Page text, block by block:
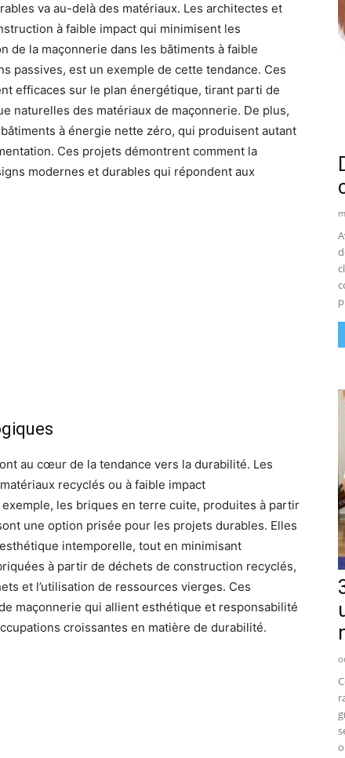
va au-delà des matériaux. Les architectes et
à faible impact qui minimisent les
de la maçonnerie dans les bâtiments à faible
passives, est un exemple de cette tendance. Ces
efficaces sur le plan énergétique, tirant parti de
naturelles des matériaux de maçonnerie. De plus,
à énergie nette zéro, qui produisent autant
Ces projets démontrent comment la
modernes et durables qui répondent aux
au cœur de la tendance vers la durabilité. Les
recyclés ou à faible impact
les briques en terre cuite, produites à partir
une option prisée pour les projets durables. Elles
intemporelle, tout en minimisant
à partir de déchets de construction recyclés,
et l’utilisation de ressources vierges. Ces
maçonnerie qui allient esthétique et responsabilité
croissantes en matière de durabilité.